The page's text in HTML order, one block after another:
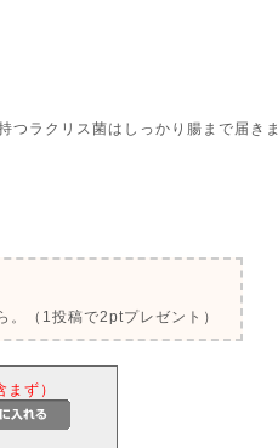
つラクリス菌はしっかり腸まで届きま
。（1投稿で2ptプレゼント）
ず）